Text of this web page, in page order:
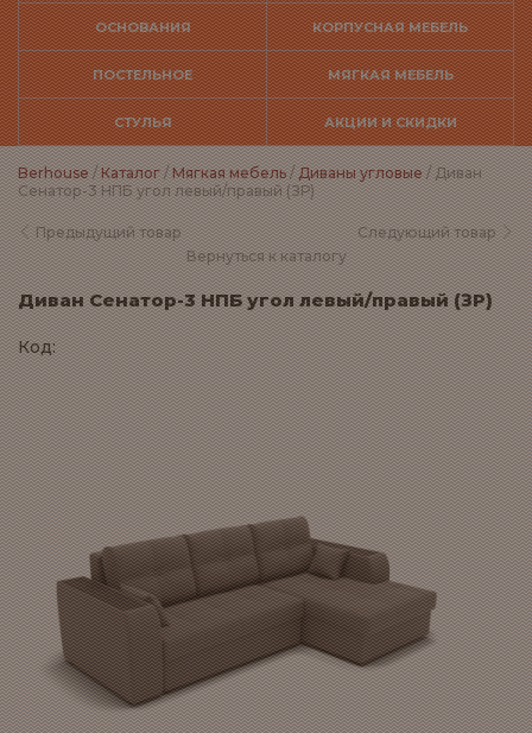
ОСНОВАНИЯ КОРПУСНАЯ МЕБЕЛЬ
ПОСТЕЛЬНОЕ МЯГКАЯ МЕБЕЛЬ
СТУЛЬЯ АКЦИИ И СКИДКИ
Berhouse/Каталог/Мягкая мебель/Диваны угловые/ Диван
Сенатор-3 НПБ угол левый/правый (ЗР)
Предыдущий товар
Следующий товар
Вернуться к каталогу
Диван Сенатор-3 НПБ угол левый/правый (ЗР)
Код: